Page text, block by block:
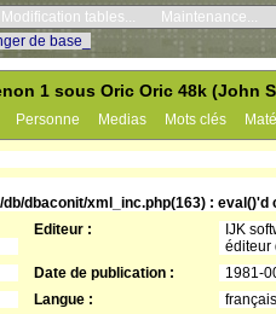
Modification tables...
Maintenance...
de base_
1 sous Oric Oric 48k (John
Personne Medias Mots clés
dbaconit/xml_inc.php(163) : eval()'d
Editeur :
IJK
éditeur
Date de publication :
1981-
Langue :
français